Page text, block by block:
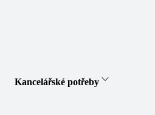
Kancelářské potřeby